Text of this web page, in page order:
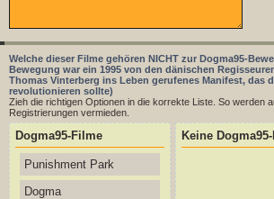
Welche dieser Filme gehören NICHT zur Dogma95-
Bewegung war ein 1995 von den dänischen
Thomas Vinterberg ins Leben gerufenes Manifest, das
revolutionieren sollte)
Zieh die richtigen Optionen in die korrekte Liste. So werden
Registrierungen vermieden.
Dogma95-Filme
Punishment Park
Dogma
Keine